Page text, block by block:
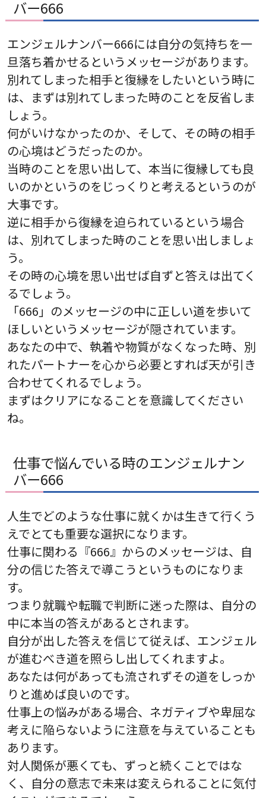
バー666
エンジェルナンバー666には自分の気持ちを一
旦落ち着かせるというメッセージがあります。
別れてしまった相手と復縁をしたいという時に
は、まずは別れてしまった時のことを反省しま
しょう。
何がいけなかったのか、そして、その時の相手
の心境はどうだったのか。
当時のことを思い出して、本当に復縁しても良
いのかというのをじっくりと考えるというのが
大事です。
逆に相手から復縁を迫られているという場合
は、別れてしまった時のことを思い出しましょ
う。
その時の心境を思い出せば自ずと答えは出てく
るでしょう。
「666」のメッセージの中に正しい道を歩いて
ほしいというメッセージが隠されています。
あなたの中で、執着や物質がなくなった時、別
れたパートナーを心から必要とすれば天が引き
合わせてくれるでしょう。
まずはクリアになることを意識してください
ね。
仕事で悩んでいる時のエンジェルナン
バー666
人生でどのような仕事に就くかは生きて行くう
えでとても重要な選択になります。
仕事に関わる『666』からのメッセージは、自
分の信じた答えで導こうというものになりま
す。
つまり就職や転職で判断に迷った際は、自分の
中に本当の答えがあるとされます。
自分が出した答えを信じて従えば、エンジェル
が進むべき道を照らし出してくれますよ。
あなたは何があっても流されずその道をしっか
りと進めば良いのです。
仕事上の悩みがある場合、ネガティブや卑屈な
考えに陥らないように注意を与えていることも
あります。
対人関係が悪くても、ずっと続くことではな
く、自分の意志で未来は変えられることに気付